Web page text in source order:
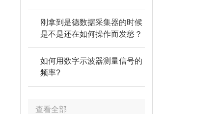
刚拿到是德数据采集器的时候
是不是还在如何操作而发愁？
如何用数字示波器测量信号的
频率?
查看全部